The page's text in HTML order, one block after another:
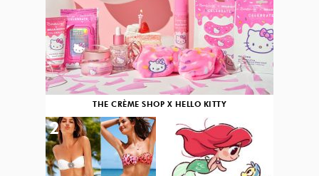
THE CRÈME SHOP X HELLO KITTY
2 3